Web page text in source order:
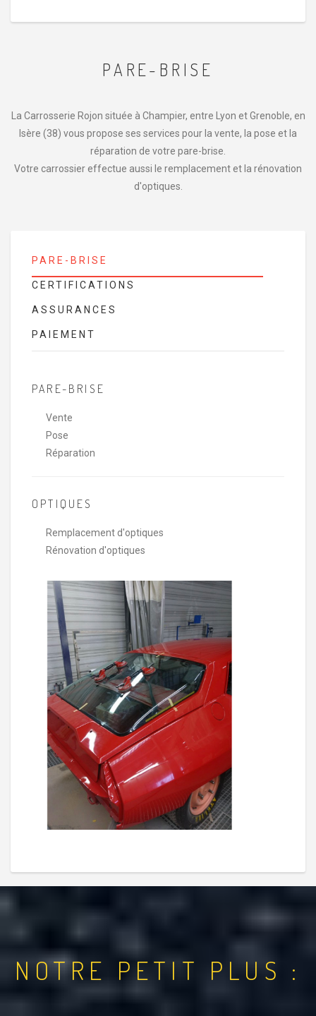
PARE-BRISE
La Carrosserie Rojon située à Champier, entre Lyon et Grenoble, en
Isère (38) vous propose ses services pour la vente, la pose et la
réparation de votre pare-brise.
Votre carrossier effectue aussi le remplacement et la rénovation
d'optiques.
PARE-BRISE
CERTIFICATIONS
ASSURANCES
PAIEMENT
PARE-BRISE
Vente
Pose
Réparation
OPTIQUES
Remplacement d'optiques
Rénovation d'optiques
NOTRE PETIT PLUS :